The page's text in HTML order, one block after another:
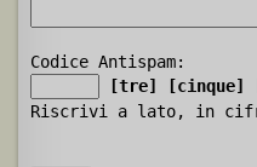
Codice Antispam:
[tre]
[cinque]
Riscrivi a lato, in